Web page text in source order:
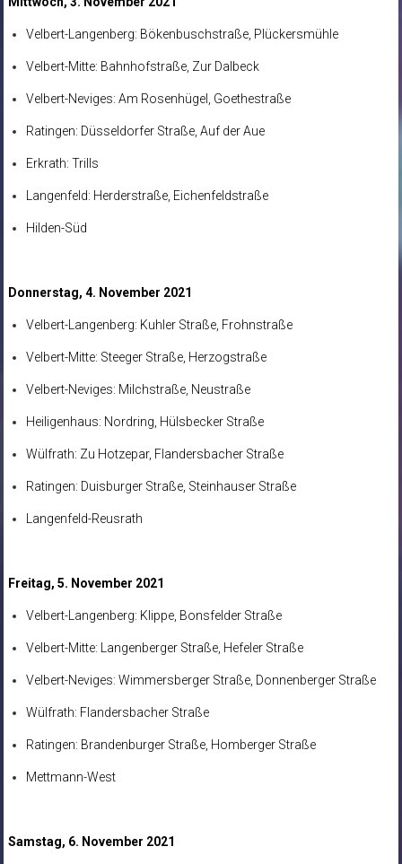
Velbert-Langenberg: Bökenbuschstraße, Plückersmühle
Velbert-Mitte: Bahnhofstraße, Zur Dalbeck
Velbert-Neviges: Am Rosenhügel, Goethestraße
Ratingen: Düsseldorfer Straße, Auf der Aue
Erkrath: Trills
Langenfeld: Herderstraße, Eichenfeldstraße
Hilden-Süd
Donnerstag, 4. November 2021
Velbert-Langenberg: Kuhler Straße, Frohnstraße
Velbert-Mitte: Steeger Straße, Herzogstraße
Velbert-Neviges: Milchstraße, Neustraße
Heiligenhaus: Nordring, Hülsbecker Straße
Wülfrath: Zu Hotzepar, Flandersbacher Straße
Ratingen: Duisburger Straße, Steinhauser Straße
Langenfeld-Reusrath
Freitag, 5. November 2021
Velbert-Langenberg: Klippe, Bonsfelder Straße
Velbert-Mitte: Langenberger Straße, Hefeler Straße
Velbert-Neviges: Wimmersberger Straße, Donnenberger Straße
Wülfrath: Flandersbacher Straße
Ratingen: Brandenburger Straße, Homberger Straße
Mettmann-West
Samstag, 6. November 2021